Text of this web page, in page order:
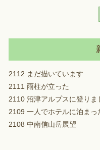
2112 まだ描いています
2111 雨柱が立った
2110 沼津アルプスに登りま
2109 一人でホテルに泊まっ
2108 中南信山岳展望